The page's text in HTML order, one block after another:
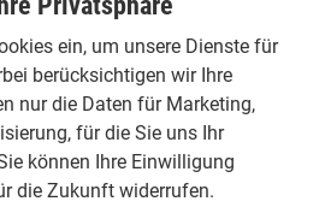
etwa 620 Litern, das sich auf
erweitern lässt. Mit einer Länge
er viel Platz für Familie,
Ausstattung
modernes Infotainment,
ein, um unsere Dienste für
berücksichtigen wir Ihre
nur die Daten für Marketing,
für die Sie uns Ihr
können Ihre Einwilligung
die Zukunft widerrufen.